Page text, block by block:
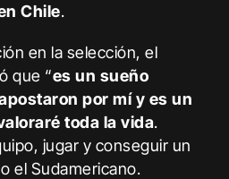
Chile.
en la selección, el
que “es un sueño
por mí y es un
toda la vida.
jugar y conseguir un
el Sudamericano.